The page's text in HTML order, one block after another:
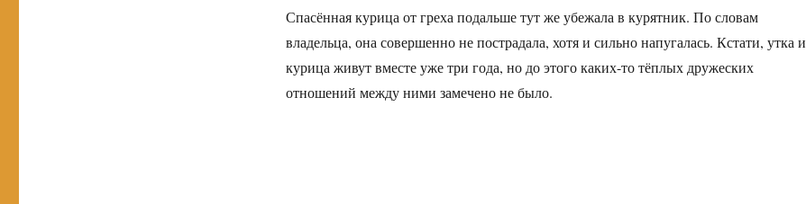
Спасённая курица от греха подальше тут же убежала в курятник. По словам
владельца, она совершенно не пострадала, хотя и сильно напугалась. Кстати, утка и
курица живут вместе уже три года, но до этого каких-то тёплых дружеских
отношений между ними замечено не было.